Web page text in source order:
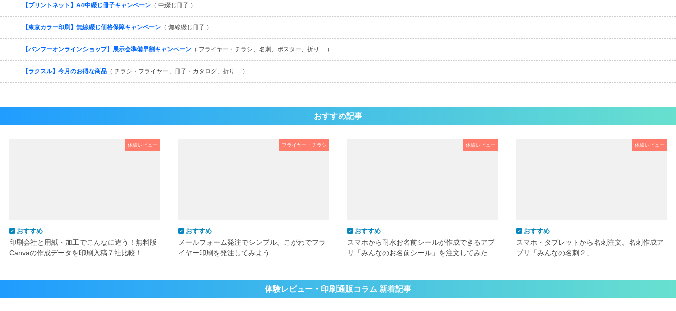
【プリントネット】A4中綴じ冊子キャンペーン （ 中綴じ冊子 ）
【東京カラー印刷】無線綴じ価格保障キャンペーン （ 無線綴じ冊子 ）
【バンフーオンラインショップ】展示会準備早割キャンペーン （ フライヤー・チラシ、名刺、ポスター、折り… ）
【ラクスル】今月のお得な商品 （ チラシ・フライヤー、冊子・カタログ、折り… ）
おすすめ記事
体験レビュー
おすすめ
印刷会社と用紙・加工でこんなに違う！無料版
Canvaの作成データを印刷入稿７社比較！
フライヤー・チラシ
おすすめ
メールフォーム発注でシンプル。こがわでフラ
イヤー印刷を発注してみよう
体験レビュー
おすすめ
スマホから耐水お名前シールが作成できるアプ
リ「みんなのお名前シール」を注文してみた
体験レビュー
おすすめ
スマホ・タブレットから名刺注文。名刺作成ア
プリ「みんなの名刺２」
体験レビュー・印刷通販コラム 新着記事